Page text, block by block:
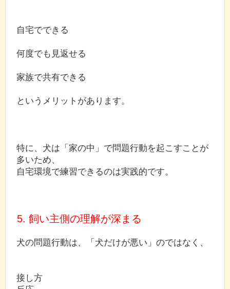
自宅でできる
何度でも見返せる
家族で共有できる
というメリットがあります。
特に、犬は「家の中」で問題行動を起こすことが
多いため、
自宅環境で練習できるのは実践的です。
5. 飼い主側の理解が深まる
犬の問題行動は、「犬だけが悪い」のではなく、
接し方